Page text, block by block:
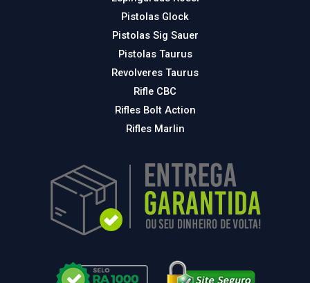
Pistolas Glock
Pistolas Sig Sauer
Pistolas Taurus
Revolveres Taurus
Rifle CBC
Rifles Bolt Action
Rifles Marlin